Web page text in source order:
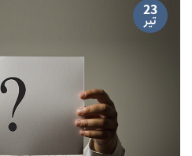
23
تیر